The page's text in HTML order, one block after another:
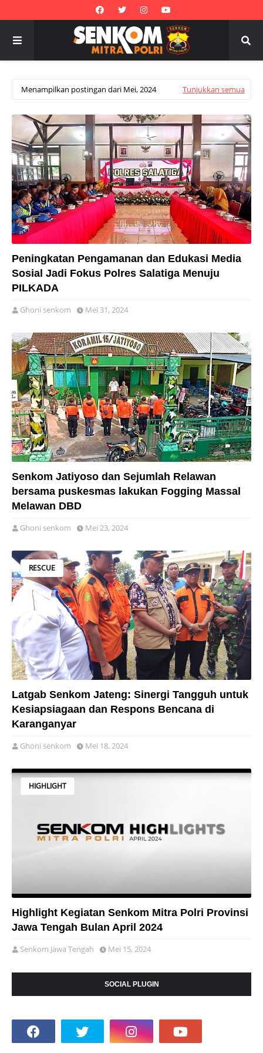
Menampilkan postingan dari Mei, 2024 Tunjukkan semua
Peningkatan Pengamanan dan Edukasi Media
Sosial Jadi Fokus Polres Salatiga Menuju
PILKADA
Ghoni senkom Mei 31, 2024
Senkom Jatiyoso dan Sejumlah Relawan
bersama puskesmas lakukan Fogging Massal
Melawan DBD
Ghoni senkom Mei 23, 2024
RESCUE
Latgab Senkom Jateng: Sinergi Tangguh untuk
Kesiapsiagaan dan Respons Bencana di
Karanganyar
Ghoni senkom Mei 18, 2024
HIGHLIGHT
Highlight Kegiatan Senkom Mitra Polri Provinsi
Jawa Tengah Bulan April 2024
Senkom Jawa Tengah Mei 15, 2024
SOCIAL PLUGIN